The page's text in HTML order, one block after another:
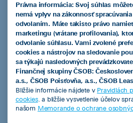
Správa - Počet Zostávajúcich Znakov1000
Právna informácia: Svoj súhlas
nemá vplyv na zákonnosť
odvolaním. Máte takisto právo
marketingu (vrátane profilovania),
odvolanie súhlasu. Vami zvolené
cookies a nástrojov na sledovanie
sa týkajú nasledovných
Finančnej skupiny ČSOB:
a.s., ČSOB Poisťovňa, a.s., ČSOB
Bližšie informácie nájdete v Pravidlách
cookies. a bližšie vysvetlenie účelov
našom Memorande o ochrane